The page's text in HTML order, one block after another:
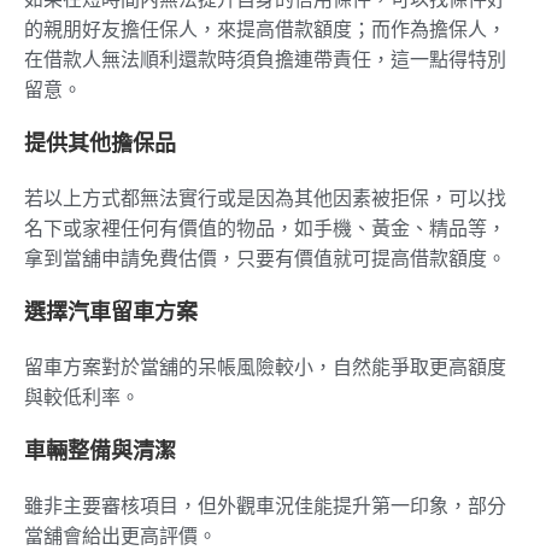
的親朋好友擔任保人，來提高借款額度；而作為擔保人，
在借款人無法順利還款時須負擔連帶責任，這一點得特別
留意。
提供其他擔保品
若以上方式都無法實行或是因為其他因素被拒保，可以找
名下或家裡任何有價值的物品，如手機、黃金、精品等，
拿到當舖申請免費估價，只要有價值就可提高借款額度。
選擇汽車留車方案
留車方案對於當舖的呆帳風險較小，自然能爭取更高額度
與較低利率。
車輛整備與清潔
雖非主要審核項目，但外觀車況佳能提升第一印象，部分
當舖會給出更高評價。